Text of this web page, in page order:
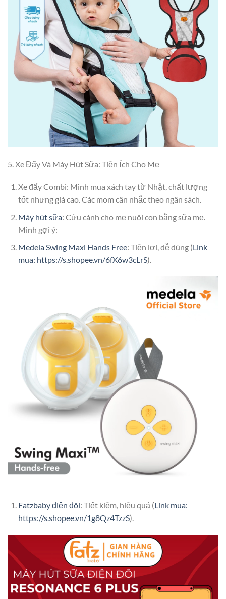
5. Xe Đẩy Và Máy Hút Sữa: Tiện Ích Cho Mẹ
Xe đẩy Combi: Mình mua xách tay từ Nhật, chất lượng
tốt nhưng giá cao. Các mom cân nhắc theo ngân sách.
Máy hút sữa: Cứu cánh cho mẹ nuôi con bằng sữa mẹ.
Mình gợi ý:
Medela Swing Maxi Hands Free: Tiện lợi, dễ dùng (Link
mua: https://s.shopee.vn/6fX6w3cLrS).
Fatzbaby điện đôi: Tiết kiệm, hiệu quả (Link mua:
https://s.shopee.vn/1g8Qz4TzzS).